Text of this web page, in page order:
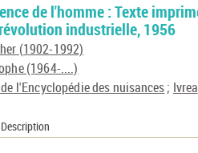
de l'homme : Texte
industrielle, 1956
(1902-1992)
(1964-....)
l'Encyclopédie des nuisances; Ivrea
Description